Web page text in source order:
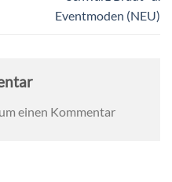
Eventmoden (NEU)
einen Kommentar